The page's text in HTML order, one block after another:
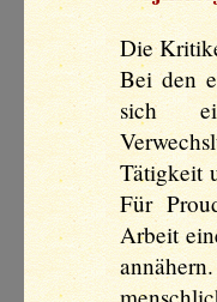
Die
Bei den
sich
Tätigkeit
Für
Arbeit